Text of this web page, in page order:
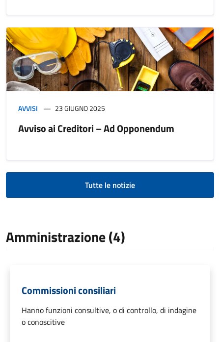
AVVISI 23 GIUGNO 2025
Avviso ai Creditori – Ad Opponendum
Tutte le notizie
Amministrazione (4)
Commissioni consiliari
Hanno funzioni consultive, o di controllo, di indagine
o conoscitive